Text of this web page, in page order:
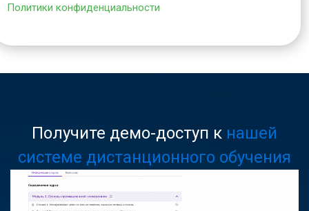
Политики конфиденциальности
Получите демо-доступ к нашей
системе дистанционного обучения